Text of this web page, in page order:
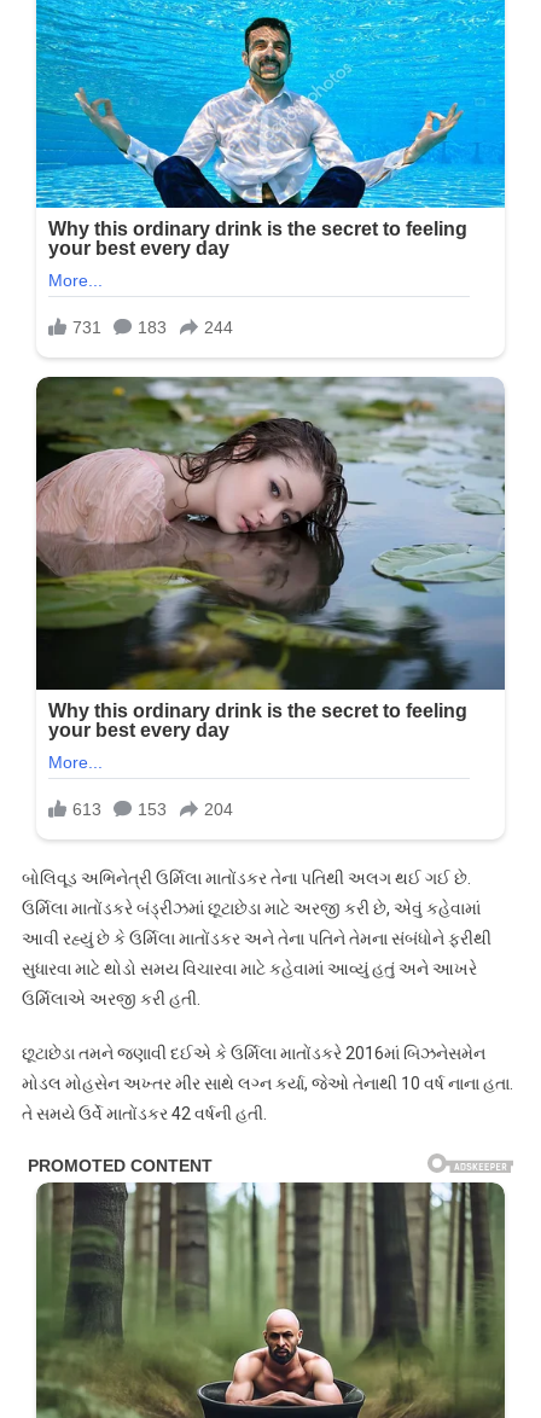
બોલિવૂડ અભિનેત્રી ઉર્મિલા માતોંડકર તેના પતિથી અલગ થઈ ગઈ છે.
ઉર્મિલા માતોંડકરે બંડ્રીઝમાં છૂટાછેડા માટે અરજી કરી છે, એવું કહેવામાં
આવી રહ્યું છે કે ઉર્મિલા માતોંડકર અને તેના પતિને તેમના સંબંધોને ફરીથી
સુધારવા માટે થોડો સમય વિચારવા માટે કહેવામાં આવ્યું હતું અને આખરે
ઉર્મિલાએ અરજી કરી હતી.
છૂટાછેડા તમને જણાવી દઈએ કે ઉર્મિલા માતોંડકરે 2016માં બિઝનેસમેન
મોડલ મોહસેન અખ્તર મીર સાથે લગ્ન કર્યા, જેઓ તેનાથી 10 વર્ષ નાના હતા.
તે સમયે ઉર્વે માતોંડકર 42 વર્ષની હતી.